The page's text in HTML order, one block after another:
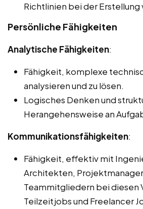
Richtlinien bei der Erstellung
Persönliche Fähigkeiten
Analytische Fähigkeiten:
Fähigkeit, komplexe
analysieren und zu lösen.
Logisches Denken und
Herangehensweise an
Kommunikationsfähigkeiten:
Fähigkeit, effektiv mit
Architekten,
Teammitgliedern bei diesen
Teilzeitjobs und Freelancer